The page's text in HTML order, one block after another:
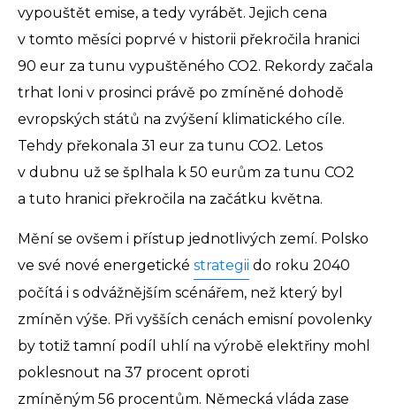
vypouštět emise, a tedy vyrábět. Jejich cena
v tomto měsíci poprvé v historii překročila hranici
90 eur za tunu vypuštěného CO2. Rekordy začala
trhat loni v prosinci právě po zmíněné dohodě
evropských států na zvýšení klimatického cíle.
Tehdy překonala 31 eur za tunu CO2. Letos
v dubnu už se šplhala k 50 eurům za tunu CO2
a tuto hranici překročila na začátku května.
Mění se ovšem i přístup jednotlivých zemí. Polsko
ve své nové energetické strategii do roku 2040
počítá i s odvážnějším scénářem, než který byl
zmíněn výše. Při vyšších cenách emisní povolenky
by totiž tamní podíl uhlí na výrobě elektřiny mohl
poklesnout na 37 procent oproti
zmíněným 56 procentům. Německá vláda zase